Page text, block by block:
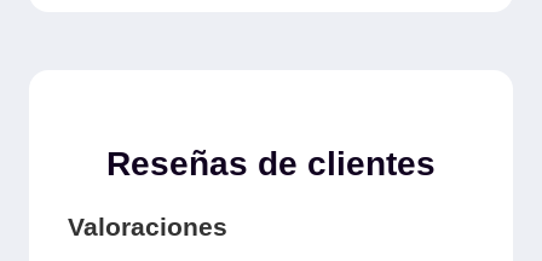
Reseñas de clientes
Valoraciones